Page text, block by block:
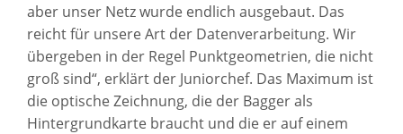
aber unser Netz wurde endlich ausgebaut. Das
reicht für unsere Art der Datenverarbeitung. Wir
übergeben in der Regel Punktgeometrien, die nicht
groß sind“, erklärt der Juniorchef. Das Maximum ist
die optische Zeichnung, die der Bagger als
Hintergrundkarte braucht und die er auf einem